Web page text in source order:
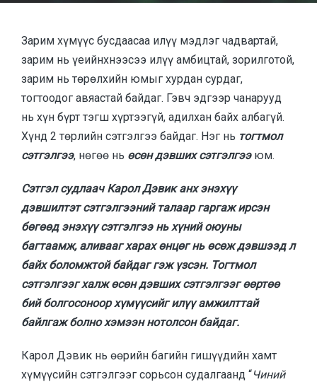
Зарим хүмүүс бусдаасаа илүү мэдлэг чадвартай,
зарим нь үеийнхнээсээ илүү амбицтай, зорилготой,
зарим нь төрөлхийн юмыг хурдан сурдаг,
тогтоодог авяастай байдаг. Гэвч эдгээр чанарууд
нь хүн бүрт тэгш хүртээгүй, адилхан байх албагүй.
Хүнд 2 төрлийн сэтгэлгээ байдаг. Нэг нь тогтмол
сэтгэлгээ, нөгөө нь өсөн дэвших сэтгэлгээюм.
Сэтгэл судлаач Карол Дэвик анх энэхүү
дэвшилтэт сэтгэлгээний талаар гаргаж ирсэн
бөгөөд энэхүү сэтгэлгээ нь хүний оюуны
багтаамж, аливааг харах өнцөг нь өсөж дэвшээд л
байх боломжтой байдаг гэж үзсэн. Тогтмол
сэтгэлгээг халж өсөн дэвших сэтгэлгээг өөртөө
бий болгосоноор хүмүүсийг илүү амжилттай
байлгаж болно хэмээн нотолсон байдаг.
Карол Дэвик нь өөрийн багийн гишүүдийн хамт
хүмүүсийн сэтгэлгээг сорьсон судалгаанд “Чиний